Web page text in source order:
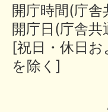
開庁時間(庁
開庁日(庁舎共
[祝日・休日
を除く]